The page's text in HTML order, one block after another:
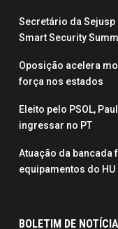
Secretário da
Smart Security
Oposição acelera
força nos estados
Eleito pelo PSOL,
ingressar no PT
Atuação da
equipamentos do HU
BOLETIM DE